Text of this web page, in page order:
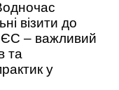
візити до
ЄС – важливий
та
у